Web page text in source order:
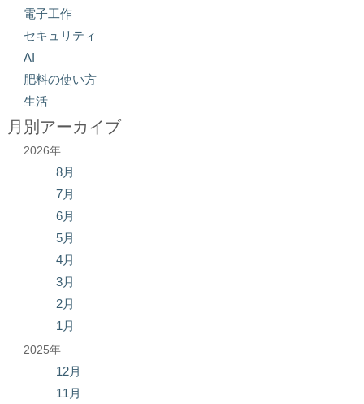
電子工作
セキュリティ
AI
肥料の使い方
生活
月別アーカイブ
2026年
8月
7月
6月
5月
4月
3月
2月
1月
2025年
12月
11月